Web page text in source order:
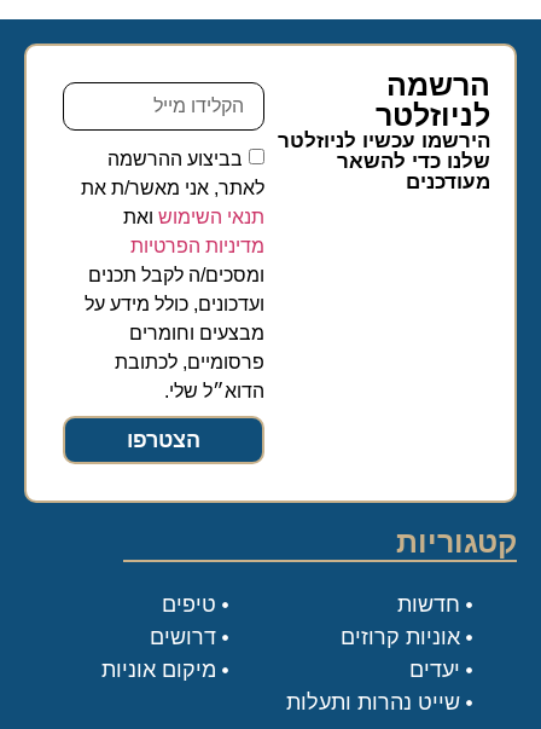
הרשמה
לניוזלטר​
הירשמו עכשיו לניוזלטר
שלנו כדי להשאר
מעודכנים
בביצוע ההרשמה
לאתר, אני מאשר/ת את
תנאי השימושואת
מדיניות הפרטיות
ומסכים/ה לקבל תכנים
ועדכונים, כולל מידע על
מבצעים וחומרים
פרסומיים, לכתובת
הדוא״ל שלי.
הצטרפו
קטגוריות
טיפים
דרושים
מיקום אוניות
חדשות
אוניות קרוזים
יעדים
שייט נהרות ותעלות